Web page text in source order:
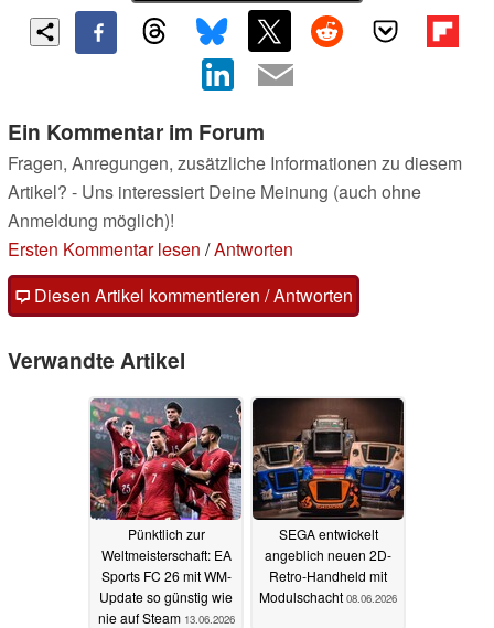
Ein Kommentar im Forum
Fragen, Anregungen, zusätzliche Informationen zu diesem
Artikel? - Uns interessiert Deine Meinung (auch ohne
Anmeldung möglich)!
Ersten Kommentar lesen /Antworten
Diesen Artikel kommentieren / Antworten
Verwandte Artikel
Pünktlich zur
Weltmeisterschaft: EA
Sports FC 26 mit WM-
Update so günstig wie
nie auf Steam 13.06.2026
SEGA entwickelt
angeblich neuen 2D-
Retro-Handheld mit
Modulschacht 08.06.2026